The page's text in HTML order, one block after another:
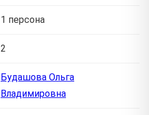
1 персона
2
Будашова Ольга
Владимировна